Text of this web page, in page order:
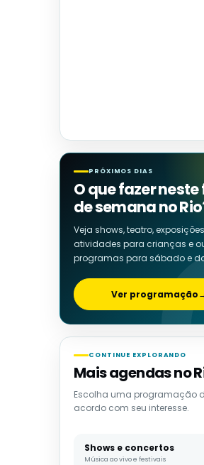
PRÓXIMOS DIAS
O que fazer neste
de semana no
Veja shows, teatro,
atividades para crianças e
programas para sábado e
Ver programação
CONTINUE EXPLORANDO
Mais agendas no
Escolha uma programação
acordo com seu interesse.
Shows e concertos
Música ao vivo e festivais